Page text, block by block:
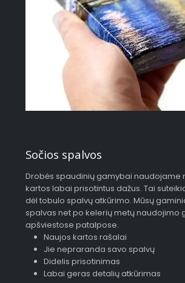
Sočios spalvos
Drobės spaudinių gamybai naudojame
kartos labai prisotintus dažus. Tai
dėl tobulo spalvų atkūrimo. Mūsų
spalvas net po kelerių metų naudojimo
apšviestose patalpose.
Naujos kartos rašalai
Jie nepraranda savo spalvų
Didelis prisotinimas
Labai geras detalių atkūrimas